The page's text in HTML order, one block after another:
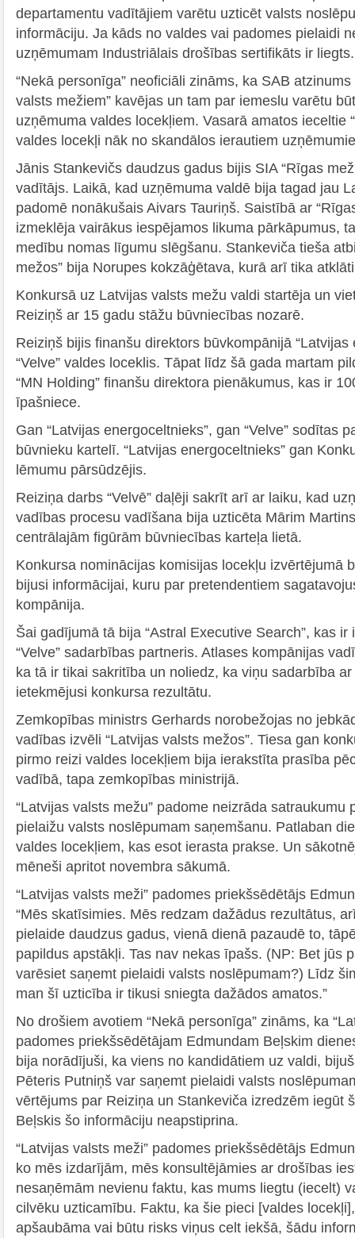
departamentu vadītājiem varētu uzticēt valsts
informāciju. Ja kāds no valdes vai padomes pielaidi
uzņēmumam Industriālais drošības sertifikāts ir liegts.
“Nekā personīga” neoficiāli zināms, ka SAB
valsts mežiem” kavējas un tam par iemeslu varētu
uzņēmuma valdes locekļiem. Vasarā amatos ieceltie
valdes locekļi nāk no skandālos ierautiem
Jānis Stankevičs daudzus gadus bijis SIA “Rīgas
vadītājs. Laikā, kad uzņēmuma valdē bija tagad jau
padomē nonākušais Aivars Tauriņš. Saistībā ar
izmeklēja vairākus iespējamos likuma pārkāpumus,
medību nomas līgumu slēgšanu. Stankeviča tieša
mežos” bija Norupes kokzāģētava, kurā arī tika
Konkursā uz Latvijas valsts mežu valdi startēja un
Reiziņš ar 15 gadu stāžu būvniecības nozarē.
Reiziņš bijis finanšu direktors būvkompānijā “Latvijas
“Velve” valdes loceklis. Tāpat līdz šā gada martam
“MN Holding” finanšu direktora pienākumus, kas ir
īpašniece.
Gan “Latvijas energoceltnieks”, gan “Velve” sodītas
būvnieku kartelī. “Latvijas energoceltnieks” gan
lēmumu pārsūdzējis.
Reiziņa darbs “Velvē” daļēji sakrīt arī ar laiku, kad
vadības procesu vadīšana bija uzticēta Mārim
centrālajām figūrām būvniecības karteļa lietā.
Konkursa nominācijas komisijas locekļu izvērtējumā
bijusi informācijai, kuru par pretendentiem
kompānija.
Šai gadījumā tā bija “Astral Executive Search”, kas ir
“Velve” sadarbības partneris. Atlases kompānijas
ka tā ir tikai sakritība un noliedz, ka viņu sadarbība ar
ietekmējusi konkursa rezultātu.
Zemkopības ministrs Gerhards norobežojas no
vadības izvēli “Latvijas valsts mežos”. Tiesa gan
pirmo reizi valdes locekļiem bija ierakstīta prasība
vadībā, tapa zemkopības ministrijā.
“Latvijas valsts mežu” padome neizrāda satraukumu
pielaižu valsts noslēpumam saņemšanu. Patlaban
valdes locekļiem, kas esot ierasta prakse. Un
mēneši apritot novembra sākumā.
“Latvijas valsts meži” padomes priekšsēdētājs
“Mēs skatīsimies. Mēs redzam dažādus rezultātus,
pielaide daudzus gadus, vienā dienā pazaudē to,
papildus apstākļi. Tas nav nekas īpašs. (NP: Bet jūs
varēsiet saņemt pielaidi valsts noslēpumam?) Līdz
man šī uzticība ir tikusi sniegta dažādos amatos.”
No drošiem avotiem “Nekā personīga” zināms, ka
padomes priekšsēdētājam Edmundam Beļskim
bija norādījuši, ka viens no kandidātiem uz valdi,
Pēteris Putniņš var saņemt pielaidi valsts
vērtējums par Reiziņa un Stankeviča izredzēm iegūt
Beļskis šo informāciju neapstiprina.
“Latvijas valsts meži” padomes priekšsēdētājs
ko mēs izdarījām, mēs konsultējāmies ar drošības
nesaņēmām nevienu faktu, kas mums liegtu (iecelt)
cilvēku uzticamību. Faktu, ka šie pieci [valdes
apšaubāma vai būtu risks viņus celt iekšā, šādu